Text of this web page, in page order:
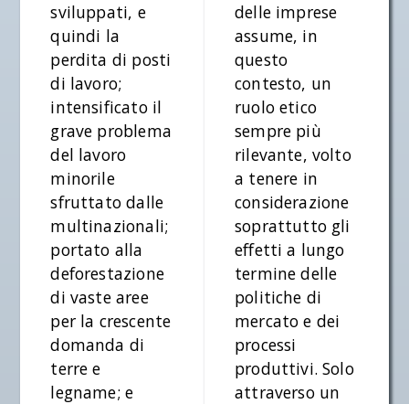
sviluppati, e
quindi la
perdita di posti
di lavoro;
intensificato il
grave problema
del lavoro
minorile
sfruttato dalle
multinazionali;
portato alla
deforestazione
di vaste aree
per la crescente
domanda di
terre e
legname; e
delle imprese
assume, in
questo
contesto, un
ruolo etico
sempre più
rilevante, volto
a tenere in
considerazione
soprattutto gli
effetti a lungo
termine delle
politiche di
mercato e dei
processi
produttivi. Solo
attraverso un